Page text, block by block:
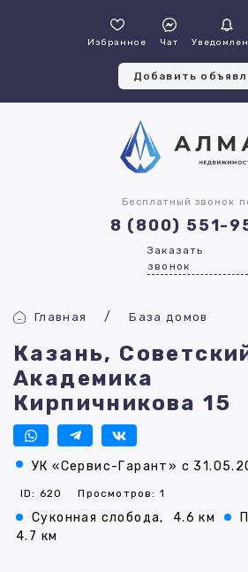
Избранное Чат
Добавить
Бесплатный звонок
8 (800) 551-
Заказать
звонок
Главная База домов
Казань,
Академика
Кирпичникова 15
УК «Сервис-Гарант» с
ID: 620 Просмотров: 1
Суконная слобода, 4.6 км
4.7 км